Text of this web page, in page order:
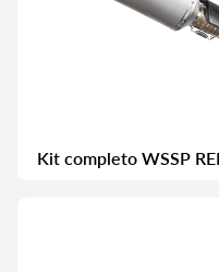
Kit completo WSSP